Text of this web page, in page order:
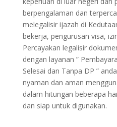
berpengalaman dan
melegalisir ijazah di
bekerja, pengurusan visa,
Percayakan legalisir
dengan layanan ”
Selesai dan Tanpa DP ”
nyaman dan aman
dalam hitungan beberapa
dan siap untuk digunakan.